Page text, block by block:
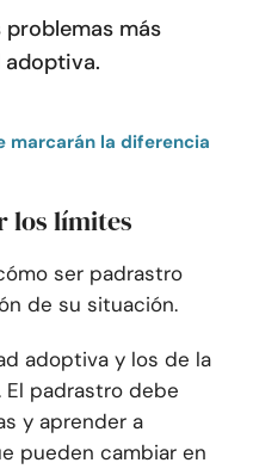
problemas más
marcarán la diferencia
los límites
ser padrastro
de su situación.
adoptiva y los de la
El padrastro debe
y aprender a
pueden cambiar en